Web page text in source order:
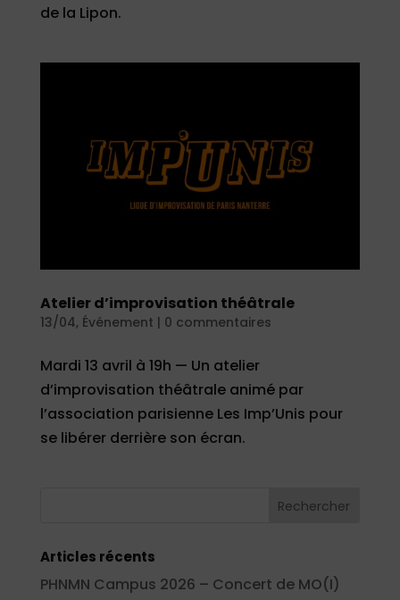
de la Lipon.
Atelier d’improvisation théâtrale
13/04, Événement | 0 commentaires
Mardi 13 avril à 19h — Un atelier
d’improvisation théâtrale animé par
l’association parisienne Les Imp’Unis pour
se libérer derrière son écran.
Articles récents
PHNMN Campus 2026 – Concert de MO(I)